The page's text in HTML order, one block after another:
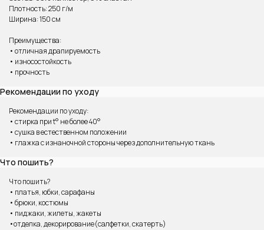
Плотность: 250 г/м
Ширина: 150 см
Преимущества:
• отличная драпируемость
• износостойкость
• прочность
Рекомендации по уходу
Рекомендации по уходу:
• стирка при t° не более 40°
• сушка в естественном положении
• глажка с изнаночной стороны через дополнительную ткань
Что пошить?
Что пошить?
• платья, юбки, сарафаны
• брюки, костюмы
• пиджаки, жилеты, жакеты
•отделка, декорирование(салфетки, скатерть)
ВАМ МОЖЕТ ПОНРАВИТЬСЯ